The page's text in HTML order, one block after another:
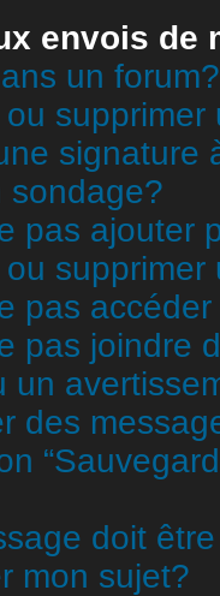
envois de
un forum?
supprimer
signature
sondage?
pas ajouter
supprimer
pas
pas joindre
un
des
doit
mon sujet?